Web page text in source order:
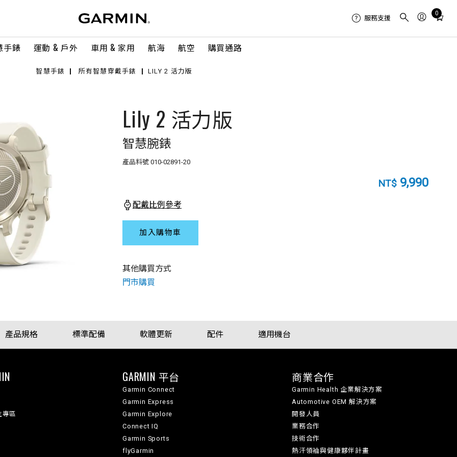
手錶 運動 & 戶外 車用 & 家用 航海 航空 購買通路
服務支援
0
Total
in
智慧手錶 所有智慧穿戴手錶 LILY 2 活力版
Lily 2 活力版
智慧腕錶
產品料號 010-02891-20
NT$ 9,990
配戴比例參考
加入購物車
其他購買方式
門市購買
產品規格 標準配備 軟體更新 配件 適用機台
專區
GARMIN 平台
Garmin Connect
Garmin Express
Garmin Explore
Connect IQ
Garmin Sports
flyGarmin
商業合作
Garmin Health 企業解決方案
Automotive OEM 解決方案
開發人員
業務合作
技術合作
熱汗領袖與健康夥伴計畫